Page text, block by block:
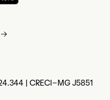
| CRECI-MG J5851